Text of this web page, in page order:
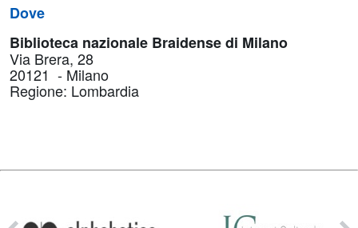
Dove
Biblioteca nazionale Braidense di Milano
Via Brera, 28
20121 - Milano
Regione: Lombardia
su: